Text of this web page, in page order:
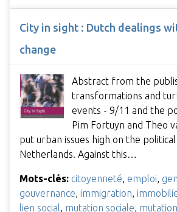
City in sight : Dutch dealings
change
Abstract from the
transformations and
events - 9/11 and the
Pim Fortuyn and Theo
put urban issues high on the
Netherlands. Against this…
Mots-clés: citoyenneté emploi
gouvernance immigration
lien social
mutation sociale